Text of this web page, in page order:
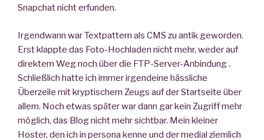
Snapchat nicht erfunden.
Irgendwann war Textpattern als CMS zu antik geworden.
Erst klappte das Foto-Hochladen nicht mehr, weder auf
direktem Weg noch über die FTP-Server-Anbindung .
Schließlich hatte ich immer irgendeine hässliche
Überzeile mit kryptischem Zeugs auf der Startseite über
allem. Noch etwas später war dann gar kein Zugriff mehr
möglich, das Blog nicht mehr sichtbar. Mein kleiner
Hoster, den ich in persona kenne und der medial ziemlich